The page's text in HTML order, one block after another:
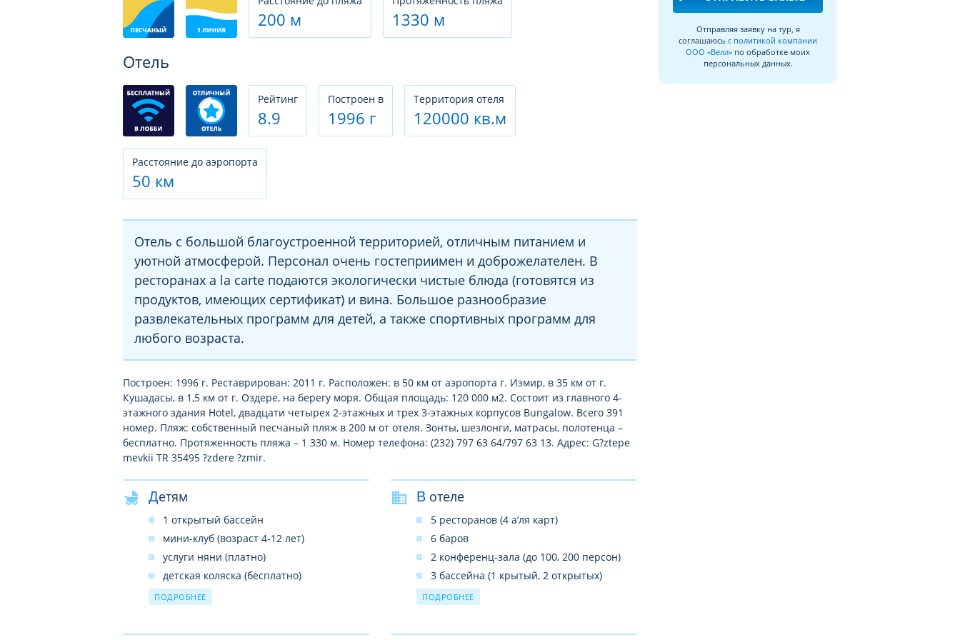
200 м
1330 м
Отель
Рeйтинг
8.9
Построен в
1996 г
Территория отеля
120000 кв.м
Расстояние до аэропорта
50 км
Отель с большой благоустроенной территорией, отличным питанием и
уютной атмосферой. Персонал очень гостеприимен и доброжелателен. В
ресторанах a la carte подаются экологически чистые блюда (готовятся из
продуктов, имеющих сертификат) и вина. Большое разнообразие
развлекательных программ для детей, а также спортивных программ для
любого возраста.
Построен: 1996 г. Реставрирован: 2011 г. Расположен: в 50 км от аэропорта г. Измир, в 35 км от г.
Кушадасы, в 1,5 км от г. Оздере, на берегу моря. Общая площадь: 120 000 м2. Состоит из главного 4-
этажного здания Hotel, двадцати четырех 2-этажных и трех 3-этажных корпусов Bungalow. Всего 391
номер. Пляж: собственный песчаный пляж в 200 м от отеля. Зонты, шезлонги, матрасы, полотенца –
бесплатно. Протяженность пляжа – 1 330 м. Номер телефона: (232) 797 63 64/797 63 13. Адрес: G?ztepe
mevkii TR 35495 ?zdere ?zmir.
Детям
1 открытый бассейн
мини-клуб (возраст 4-12 лет)
услуги няни (платно)
детская коляска (бесплатно)
детское меню
детская площадка
ПОДРОБНЕЕ
В отеле
5 ресторанов (4 а’ля карт)
6 баров
2 конференц-зала (до 100, 200 персон)
3 бассейна (1 крытый, 2 открытых)
6 водных горок
ПОДРОБНЕЕ
Отправляя заявку на тур, я
соглашаюсь с политикой компании
ООО «Велл» по обработке моих
персональных данных.